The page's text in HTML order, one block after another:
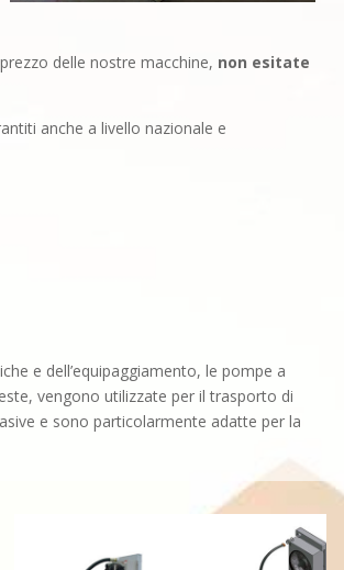
delle nostre macchine, non esitate
anche a livello nazionale e
e dell’equipaggiamento, le pompe a
vengono utilizzate per il trasporto di
e sono particolarmente adatte per la